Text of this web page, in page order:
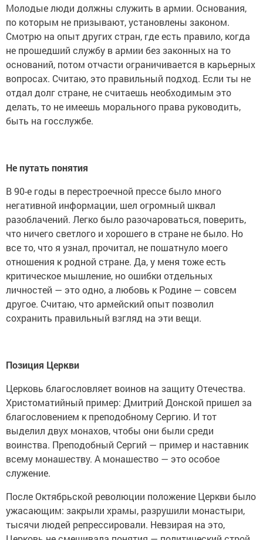
Молодые люди должны служить в армии. Основания,
по которым не призывают, установлены законом.
Смотрю на опыт других стран, где есть правило, когда
не прошедший службу в армии без законных на то
оснований, потом отчасти ограничивается в карьерных
вопросах. Считаю, это правильный подход. Если ты не
отдал долг стране, не считаешь необходимым это
делать, то не имеешь морального права руководить,
быть на госслужбе.
Не путать понятия
В 90-е годы в перестроечной прессе было много
негативной информации, шел огромный шквал
разоблачений. Легко было разочароваться, поверить,
что ничего светлого и хорошего в стране не было. Но
все то, что я узнал, прочитал, не пошатнуло моего
отношения к родной стране. Да, у меня тоже есть
критическое мышление, но ошибки отдельных
личностей — это одно, а любовь к Родине — совсем
другое. Считаю, что армейский опыт позволил
сохранить правильный взгляд на эти вещи.
Позиция Церкви
Церковь благословляет воинов на защиту Отечества.
Христоматийный пример: Дмитрий Донской пришел за
благословением к преподобному Сергию. И тот
выделил двух монахов, чтобы они были среди
воинства. Преподобный Сергий — пример и наставник
всему монашеству. А монашество — это особое
служение.
После Октябрьской революции положение Церкви было
ужасающим: закрыли храмы, разрушили монастыри,
тысячи людей репрессировали. Невзирая на это,